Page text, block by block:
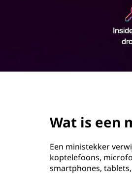
Wat is een
Een ministekker
koptelefoons,
smartphones,